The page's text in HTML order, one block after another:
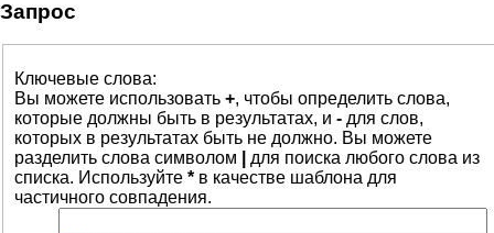
Запрос
Ключевые слова:
Вы можете использовать +, чтобы определить слова,
которые должны быть в результатах, и - для слов,
которых в результатах быть не должно. Вы можете
разделить слова символом
для поиска любого слова из
списка. Используйте * в качестве шаблона для
частичного совпадения.